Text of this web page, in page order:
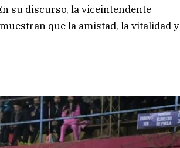
su discurso, la viceintendente
que la amistad, la vitalidad y